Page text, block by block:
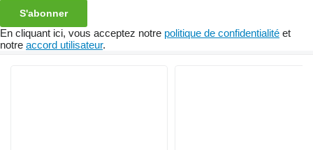
S'abonner
En cliquant ici, vous acceptez notre politique de confidentialité et
notre accord utilisateur.